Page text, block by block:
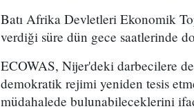
Batı Afrika Devletleri Ekonomik
verdiği süre dün gece saatlerinde
ECOWAS, Nijer'deki darbecilere
demokratik rejimi yeniden tesis
müdahalede bulunabileceklerini